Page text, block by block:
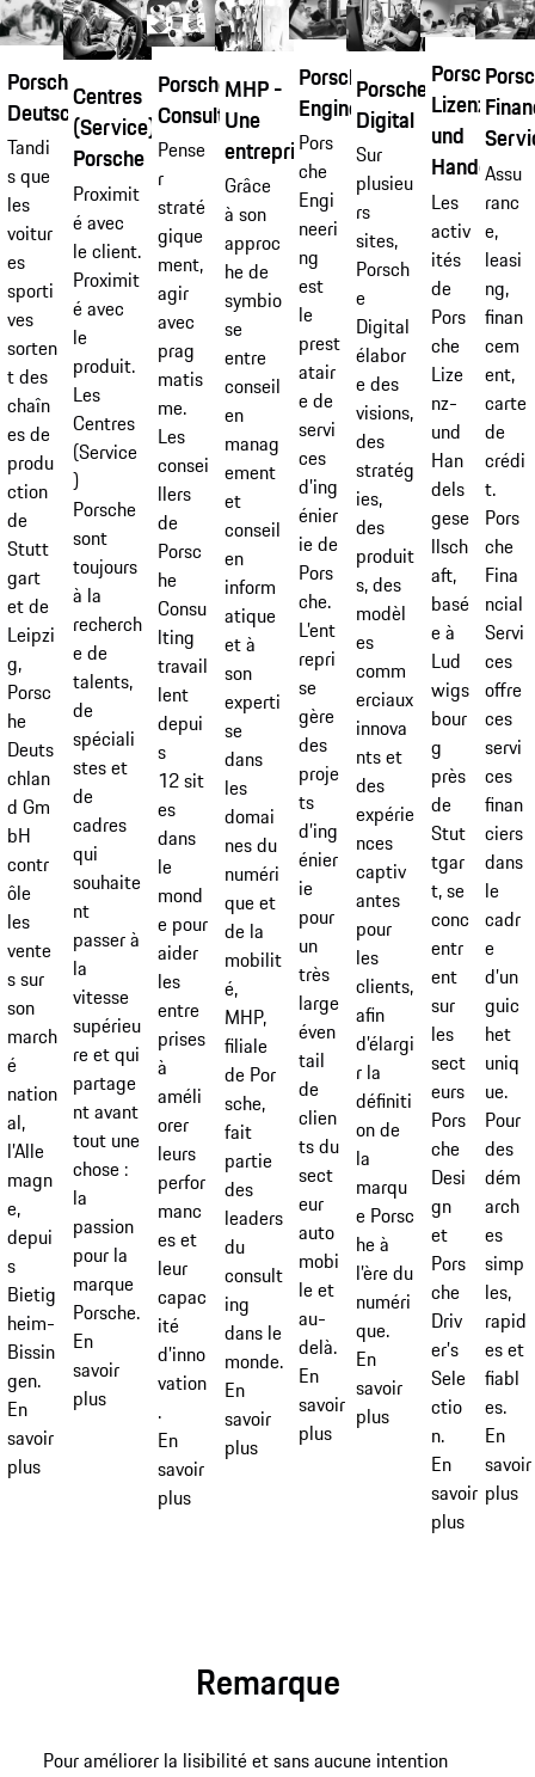
Porsche
Deutschland
Tandi
s que
les
voitur
es
sporti
ves
sorten
t des
chaîn
es de
produ
ction
de
Stutt
gart
et de
Leipzi
g,
Porsc
he
Deuts
chlan
d Gm
bH
contr
ôle
les
vente
s sur
son
march
é
nation
al,
l’Alle
magn
e,
depui
s
Bietig
heim-
Bissin
gen.
En
savoir
plus
Centres
(Service)
Porsche
Proximit
é avec
le client.
Proximit
é avec
le
produit.
Les
Centres
(Service
)
Porsche
sont
toujours
à la
recherch
e de
talents,
de
spéciali
stes et
de
cadres
qui
souhaite
nt
passer à
la
vitesse
supérieu
re et qui
partage
nt avant
tout une
chose :
la
passion
pour la
marque
Porsche.
En
savoir
plus
Porsche
Consulting
Pense
r
straté
gique
ment,
agir
avec
prag
matis
me.
Les
consei
llers
de
Porsc
he
Consu
lting
travail
lent
depui
s
12 sit
es
dans
le
mond
e pour
aider
les
entre
prises
à
améli
orer
leurs
perfor
manc
es et
leur
capac
ité
d’inno
vation
.
En
savoir
plus
MHP -
Une
entreprise Porsche
Grâce
à son
approc
he de
symbio
se
entre
conseil
en
manag
ement
et
conseil
en
inform
atique
et à
son
experti
se
dans
les
domai
nes du
numéri
que et
de la
mobilit
é,
MHP,
filiale
de Por
sche,
fait
partie
des
leaders
du
consult
ing
dans le
monde.
En
savoir
plus
Porsche
Engineering
Pors
che
Engi
neeri
ng
est
le
prest
atair
e de
servi
ces
d’ing
énier
ie de
Pors
che.
L’ent
repri
se
gère
des
proje
ts
d’ing
énier
ie
pour
un
très
large
éven
tail
de
clien
ts du
sect
eur
auto
mobi
le et
au-
delà.
En
savoir
plus
Porsche
Digital
Sur
plusieu
rs
sites,
Porsch
e
Digital
élabor
e des
visions,
des
stratég
ies,
des
produit
s, des
modèl
es
comm
erciaux
innova
nts et
des
expérie
nces
captiv
antes
pour
les
clients,
afin
d’élargi
r la
définiti
on de
la
marqu
e Porsc
he à
l’ère du
numéri
que.
En
savoir
plus
Porsche
Lizenz-
und
Les
activ
ités
de
Pors
che
Lize
nz-
und
Han
dels
gese
llsch
aft,
basé
e à
Lud
wigs
bour
g
près
de
Stut
tgar
t, se
conc
entr
ent
sur
les
sect
eurs
Pors
che
Desi
gn
et
Pors
che
Driv
er’s
Sele
ctio
n.
En
savoir
plus
Assu
ranc
e,
leasi
ng,
finan
cem
ent,
carte
de
crédi
t.
Pors
che
Fina
ncial
Servi
ces
offre
ces
servi
ces
finan
ciers
dans
le
cadr
e
d’un
guic
het
uniq
ue.
Pour
des
dém
arch
es
simp
les,
rapid
es et
fiabl
es.
En
savoir
plus
Remarque
Pour améliorer la lisibilité et sans aucune intention